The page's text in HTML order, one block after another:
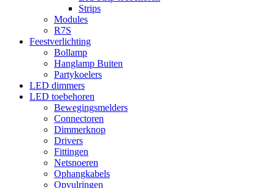
Strips
Modules
R7S
Feestverlichting
Bollamp
Hanglamp Buiten
Partykoelers
LED dimmers
LED toebehoren
Bewegingsmelders
Connectoren
Dimmerknop
Drivers
Fittingen
Netsnoeren
Ophangkabels
Opvulringen